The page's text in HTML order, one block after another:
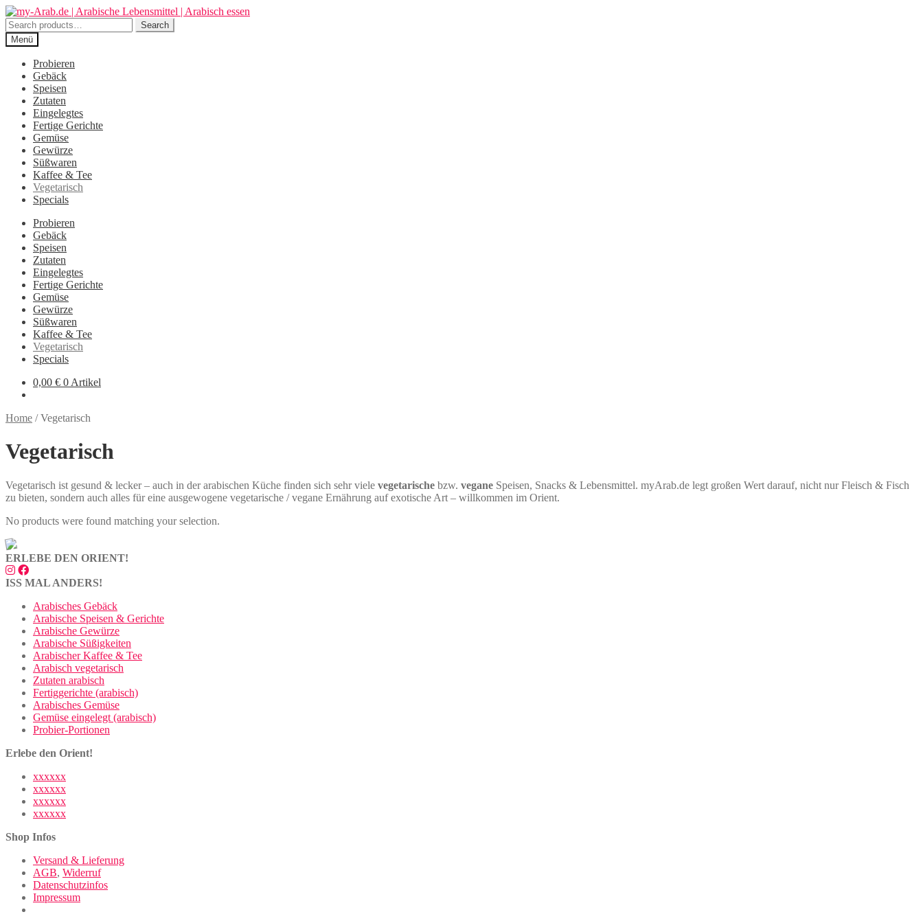
Zur
Navigation
springen
Zum
Inhalt
springen
Search
for:
Search
Menü
Probieren
Gebäck
Speisen
Zutaten
Eingelegtes
Fertige Gerichte
Gemüse
Gewürze
Süßwaren
Kaffee & Tee
Vegetarisch
Specials
Probieren
Gebäck
Speisen
Zutaten
Eingelegtes
Fertige Gerichte
Gemüse
Gewürze
Süßwaren
Kaffee & Tee
Vegetarisch
Specials
0,00 € 0 Artikel
Home /Vegetarisch
Vegetarisch
Vegetarisch ist gesund & lecker – auch in der arabischen Küche finden sich sehr viele vegetarische bzw. vegane Speisen, Snacks & Lebensmittel. myArab.de legt großen Wert darauf, nicht nur Fleisch & Fisch
zu bieten, sondern auch alles für eine ausgewogene vegetarische / vegane Ernährung auf exotische Art – willkommen im Orient.
No products were found matching your selection.
ERLEBE DEN ORIENT!
ISS MAL ANDERS!
Arabisches Gebäck
Arabische Speisen & Gerichte
Arabische Gewürze
Arabische Süßigkeiten
Arabischer Kaffee & Tee
Arabisch vegetarisch
Zutaten arabisch
Fertiggerichte (arabisch)
Arabisches Gemüse
Gemüse eingelegt (arabisch)
Probier-Portionen
Erlebe den Orient!
xxxxxx
xxxxxx
xxxxxx
xxxxxx
Shop Infos
Versand & Lieferung
AGB, Widerruf
Datenschutzinfos
Impressum